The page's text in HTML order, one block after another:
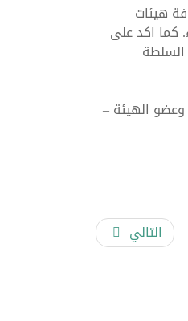
الحرب.
هيئات
كما اكد على
السلطة
وعضو الهيئة –
التالي